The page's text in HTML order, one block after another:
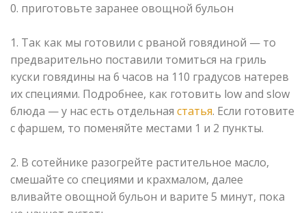
0. приготовьте заранее овощной бульон
1. Так как мы готовили с рваной говядиной — то
предварительно поставили томиться на гриль
куски говядины на 6 часов на 110 градусов натерев
их специями. Подробнее, как готовить low and slow
блюда — у нас есть отдельная статья. Если готовите
с фаршем, то поменяйте местами 1 и 2 пункты.
2. В сотейнике разогрейте растительное масло,
смешайте со специями и крахмалом, далее
вливайте овощной бульон и варите 5 минут, пока